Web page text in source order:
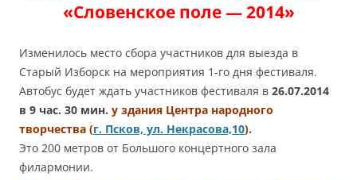
«Словенское поле — 2014»
Изменилось место сбора участников для выезда в
Старый Изборск на мероприятия 1-го дня фестиваля.
Автобус будет ждать участников фестиваля в 26.07.2014
в 9 час. 30 мин. у здания Центра народного
творчества (г. Псков, ул. Некрасова,10).
Это 200 метров от Большого концертного зала
филармонии.